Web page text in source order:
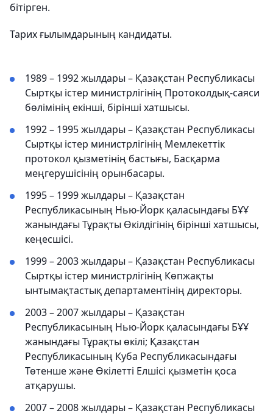
бітірген.
Тарих ғылымдарының кандидаты.
1989 – 1992 жылдары – Қазақстан Республикасы
Сыртқы істер министрлігінің Протоколдық-саяси
бөлімінің екінші, бірінші хатшысы.
1992 – 1995 жылдары – Қазақстан Республикасы
Сыртқы істер министрлігінің Мемлекеттік
протокол қызметінің бастығы, Басқарма
меңгерушісінің орынбасары.
1995 – 1999 жылдары – Қазақстан
Республикасының Нью-Йорк қаласындағы БҰҰ
жанындағы Тұрақты Өкілдігінің бірінші хатшысы,
кеңесшісі.
1999 – 2003 жылдары – Қазақстан Республикасы
Сыртқы істер министрлігінің Көпжақты
ынтымақтастық департаментінің директоры.
2003 – 2007 жылдары – Қазақстан
Республикасының Нью-Йорк қаласындағы БҰҰ
жанындағы Тұрақты өкілі; Қазақстан
Республикасының Куба Республикасындағы
Төтенше және Өкілетті Елшісі қызметін қоса
атқарушы.
2007 – 2008 жылдары – Қазақстан Республикасы